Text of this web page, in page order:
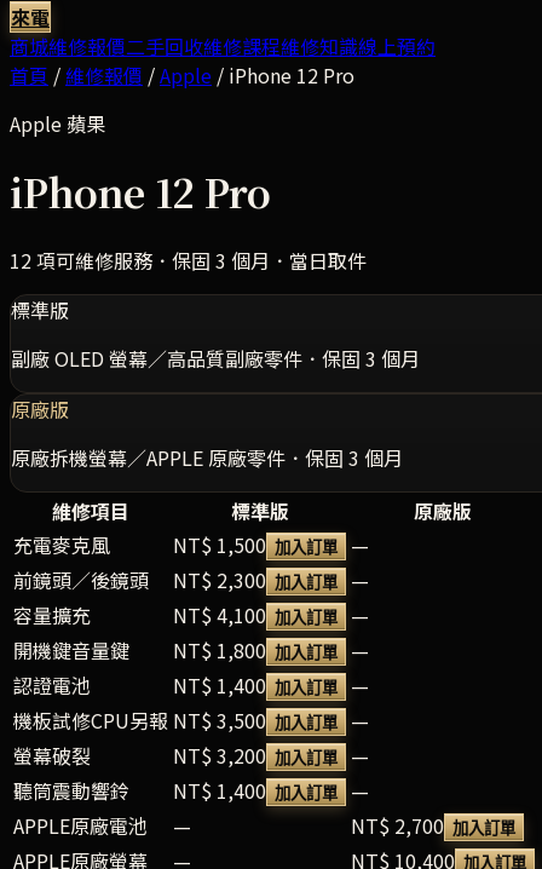
來電
商城維修報價二手回收維修課程維修知識線上預約
首頁 /維修報價 /Apple / iPhone 12 Pro
Apple 蘋果
iPhone 12 Pro
12項可維修服務．保固 3 個月．當日取件
標準版
副廠 OLED 螢幕／高品質副廠零件．保固 3 個月
原廠版
原廠拆機螢幕／APPLE 原廠零件．保固 3 個月
維修項目
標準版
原廠版
充電麥克風
NT$ 1,500 加入訂單
—
前鏡頭／後鏡頭
NT$ 2,300 加入訂單
—
容量擴充
NT$ 4,100 加入訂單
—
開機鍵音量鍵
NT$ 1,800 加入訂單
—
認證電池
NT$ 1,400 加入訂單
—
機板試修CPU另報 NT$ 3,500 加入訂單
—
螢幕破裂
NT$ 3,200 加入訂單
—
聽筒震動響鈴
NT$ 1,400 加入訂單
—
APPLE原廠電池
— NT$ 2,700 加入訂單
APPLE原廠螢幕 — NT$ 10,400 加入訂單